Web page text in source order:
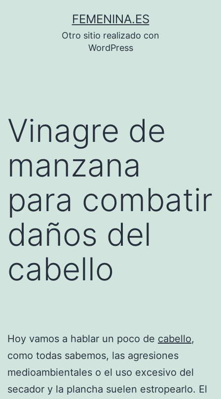
FEMENINA.ES
Otro sitio realizado con
WordPress
Vinagre de
manzana
para combatir
daños del
cabello
Hoy vamos a hablar un poco de cabello,
como todas sabemos, las agresiones
medioambientales o el uso excesivo del
secador y la plancha suelen estropearlo. El